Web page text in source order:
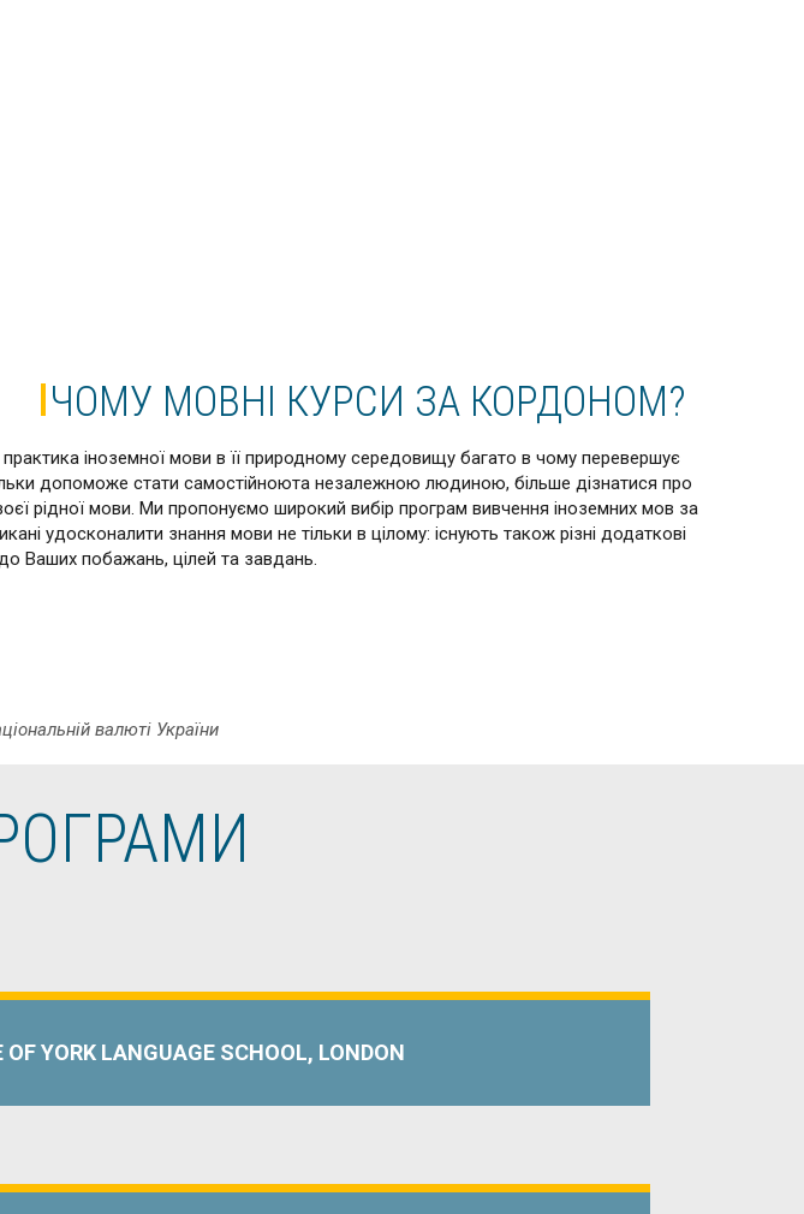
ЧОМУ МОВНІ КУРСИ ЗА КОРДОНОМ?
іноземної мови в її природному середовищу багато в чому перевершує
допоможе стати самостійноюта незалежною людиною, більше дізнатися про
рідної мови. Ми пропонуємо широкий вибір програм вивчення іноземних мов за
удосконалити знання мови не тільки в цілому: існують також різні додаткові
Ваших побажань, цілей та завдань.
валюті України
LANGUAGE SCHOOL, LONDON